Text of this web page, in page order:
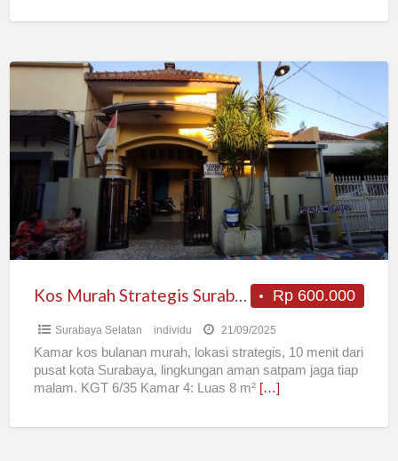
Kos
Strategis
Surabaya
Rp 600.000
Kos Murah Strategis Surabaya
Surabaya Selatan individu 21/09/2025
Kamar kos bulanan murah, lokasi strategis, 10 menit dari
pusat kota Surabaya, lingkungan aman satpam jaga tiap
malam. KGT 6/35 Kamar 4: Luas 8 m² […]